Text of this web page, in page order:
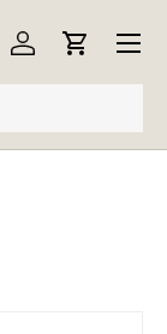
Inloggen
Menu